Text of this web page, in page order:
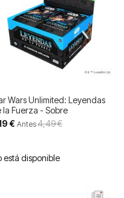
Wars Unlimited: Leyendas
la Fuerza - Sobre
€ Antes4,49 €
está disponible